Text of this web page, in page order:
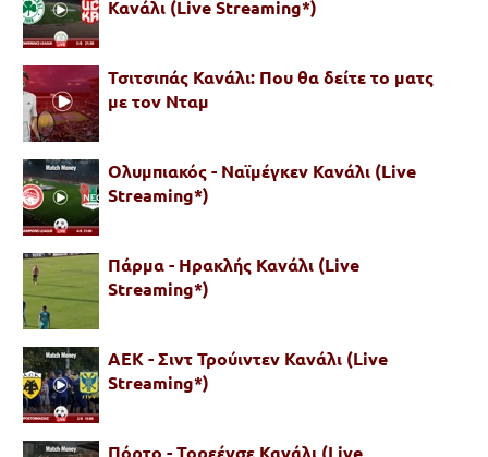
Κανάλι (Live Streaming*)
Τσιτσιπάς Κανάλι: Που θα δείτε το ματς
με τον Νταμ
Ολυμπιακός - Ναϊμέγκεν Κανάλι (Live
Streaming*)
Πάρμα - Ηρακλής Κανάλι (Live
Streaming*)
ΑΕΚ - Σιντ Τρούιντεν Κανάλι (Live
Streaming*)
Πόρτο - Τορεένσε Κανάλι (Live